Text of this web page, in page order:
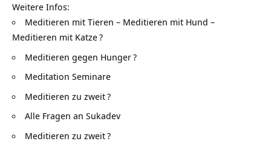
Weitere Infos:
Meditieren mit Tieren – Meditieren mit Hund –
Meditieren mit Katze?
Meditieren gegen Hunger?
Meditation Seminare
Meditieren zu zweit?
Alle Fragen an Sukadev
Meditieren zu zweit?